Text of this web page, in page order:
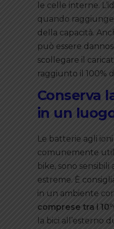
le celle interne.
quando
della capacità.
può essere
scollegare il
raggiunto il 100%
Conserva
in un
Le batterie agli
comunemente
bike, sono
estreme. È
in un ambiente
comprese tra i
la bici all’esterno